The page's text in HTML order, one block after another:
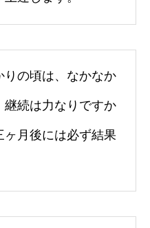
りの頃は、なかなか
続は力なりですか
ヶ月後には必ず結果